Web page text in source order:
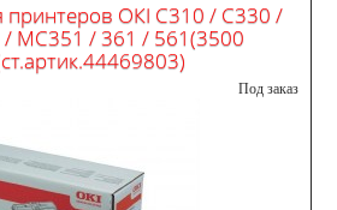
принтеров ОКI C310 / C330 /
MC351 / 361 / 561(3500
Под заказ